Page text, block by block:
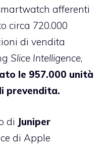
afferenti
circa 720.000
di vendita
Slice Intelligence,
le 957.000 unità
prevendita.
di Juniper
di Apple